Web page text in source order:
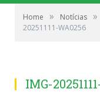
Home » Notícias »
20251111-WA0256
IMG-